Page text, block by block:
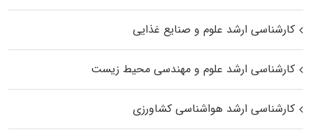
کارشناسی ارشد علوم و صنایع غذایی
کارشناسی ارشد علوم و مهندسی محیط زیست
کارشناسی ارشد هواشناسی کشاورزی